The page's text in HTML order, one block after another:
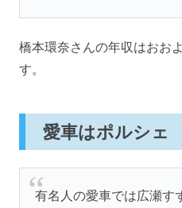
橋本環奈さんの年収はおお
す。
愛車はポルシェ
有名人の愛車では広瀬す